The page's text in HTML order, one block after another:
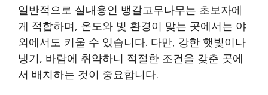
일반적으로 실내용인 뱅갈고무나무는 초보자에
게 적합하며, 온도와 빛 환경이 맞는 곳에서는 야
외에서도 키울 수 있습니다. 다만, 강한 햇빛이나
냉기, 바람에 취약하니 적절한 조건을 갖춘 곳에
서 배치하는 것이 중요합니다.